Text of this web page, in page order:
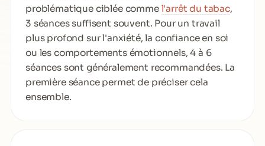
problématique ciblée comme l'arrêt du tabac,
3 séances suffisent souvent. Pour un travail
plus profond sur l'anxiété, la confiance en soi
ou les comportements émotionnels, 4 à 6
séances sont généralement recommandées. La
première séance permet de préciser cela
ensemble.